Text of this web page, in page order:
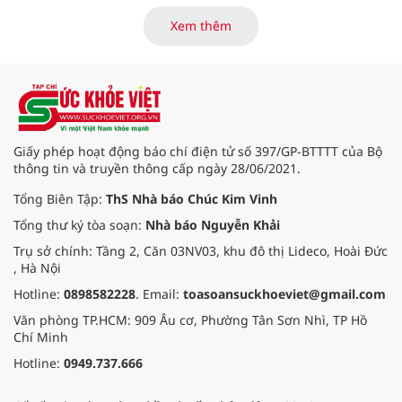
là những nội dung trọng tâm được
báo cáo tại Hội thảo khoa học cập
Xem thêm
Giấy phép hoạt động báo chí điện tử số 397/GP-BTTTT của Bộ
thông tin và truyền thông cấp ngày 28/06/2021.
Tổng Biên Tập: ThS Nhà báo Chúc Kim Vinh
Tổng thư ký tòa soạn: Nhà báo Nguyễn Khải
Trụ sở chính: Tầng 2, Căn 03NV03, khu đô thị Lideco, Hoài Đức
, Hà Nội
Hotline: 0898582228. Email: toasoansuckhoeviet@gmail.com
Văn phòng TP.HCM: 909 Âu cơ, Phường Tân Sơn Nhì, TP Hồ
Chí Minh
Hotline: 0949.737.666